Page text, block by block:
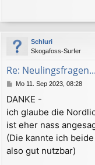
Schluri
Skogafoss-Surfer
Re:
B
i
t
r
a
g
Mo 11. Sep 2023, 08:28
DANKE -
ich glaube die
ist eher nass
(Die kannte ich
also gut nutzbar)